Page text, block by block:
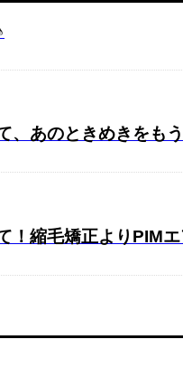
、あのときめきをも
！縮毛矯正よりPIM